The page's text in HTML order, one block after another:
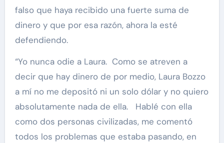
falso que haya recibido una fuerte suma de
dinero y que por esa razón, ahora la esté
defendiendo.
“Yo nunca odie a Laura. Como se atreven a
decir que hay dinero de por medio, Laura Bozzo
a mí no me depositó ni un solo dólar y no quiero
absolutamente nada de ella. Hablé con ella
como dos personas civilizadas, me comentó
todos los problemas que estaba pasando, en